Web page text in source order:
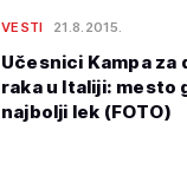
VESTI 21.8.2015.
Učesnici Kampa za
raka u Italiji: mesto
najbolji lek (FOTO)